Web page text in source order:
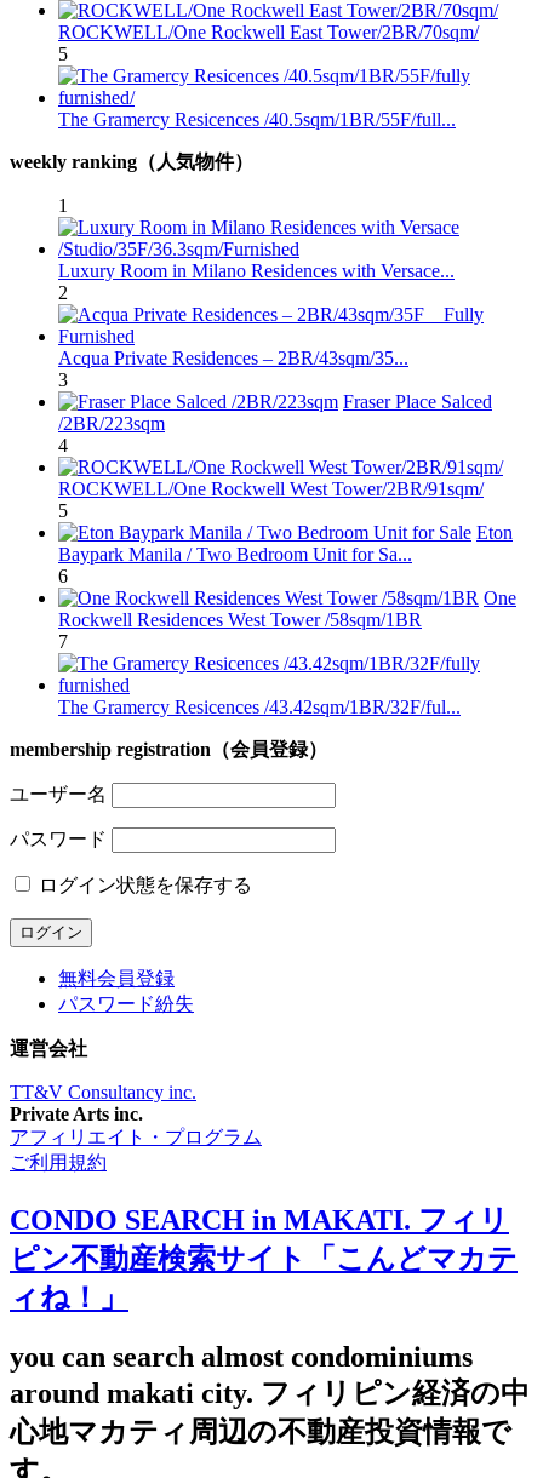
ROCKWELL/One Rockwell East Tower/2BR/70sqm/
5
The Gramercy Resicences /40.5sqm/1BR/55F/full...
weekly ranking（人気物件）
1
Luxury Room in Milano Residences with Versace...
2
Acqua Private Residences – 2BR/43sqm/35...
3
Fraser Place Salced
/2BR/223sqm
4
ROCKWELL/One Rockwell West Tower/2BR/91sqm/
5
Eton
Baypark Manila / Two Bedroom Unit for Sa...
6
One
Rockwell Residences West Tower /58sqm/1BR
7
The Gramercy Resicences /43.42sqm/1BR/32F/ful...
membership registration（会員登録）
ユーザー名
パスワード
ログイン状態を保存する
無料会員登録
パスワード紛失
運営会社
TT&V Consultancy inc.
Private Arts inc.
アフィリエイト・プログラム
ご利用規約
CONDO SEARCH in MAKATI. フィリ
ピン不動産検索サイト「こんどマカテ
ィね！」
you can search almost condominiums
around makati city. フィリピン経済の中
心地マカティ周辺の不動産投資情報で
す。